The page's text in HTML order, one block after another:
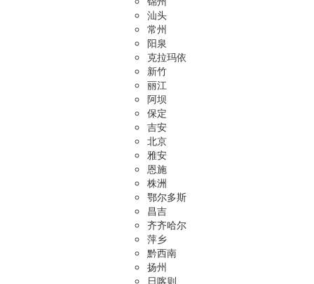
汕头
常州
阳泉
克拉玛依
新竹
丽江
阿坝
保定
吉安
北京
雅安
恩施
株洲
鄂尔多斯
昌吉
齐齐哈尔
萍乡
黔西南
扬州
日喀则